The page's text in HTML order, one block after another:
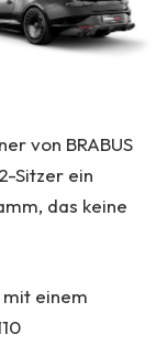
von BRABUS
Sitzer ein
das keine
einem